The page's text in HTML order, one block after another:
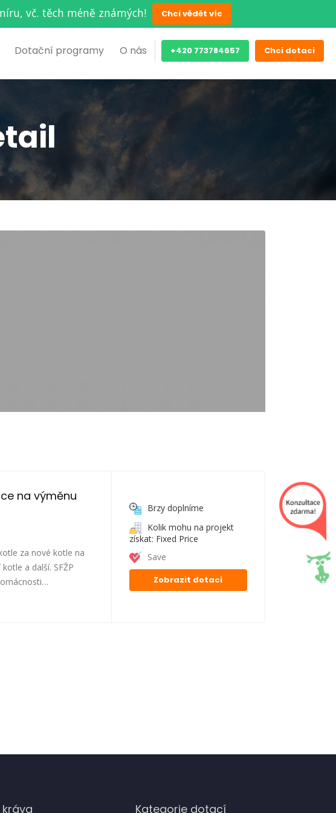
vč. těch méně známých! Chci vědět víc
Dotační programy O nás +420 773784657 Chci dotaci
na výměnu
za nové kotle na
a další. SFŽP
Brzy doplníme
Kolik mohu na projekt
získat: Fixed Price
Save
Zobrazit dotaci
kráva Kategorie dotací